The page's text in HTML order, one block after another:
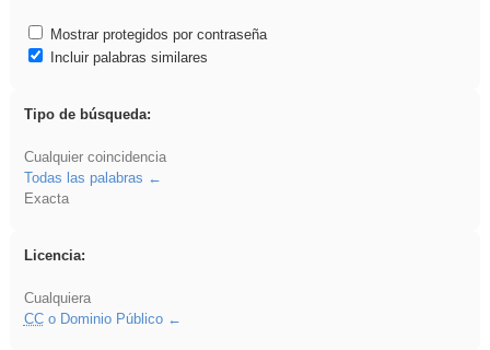
Mostrar protegidos por contraseña
Incluir palabras similares
Tipo de búsqueda:
Cualquier coincidencia
Todas las palabras
Exacta
Licencia:
Cualquiera
CCo Dominio Público